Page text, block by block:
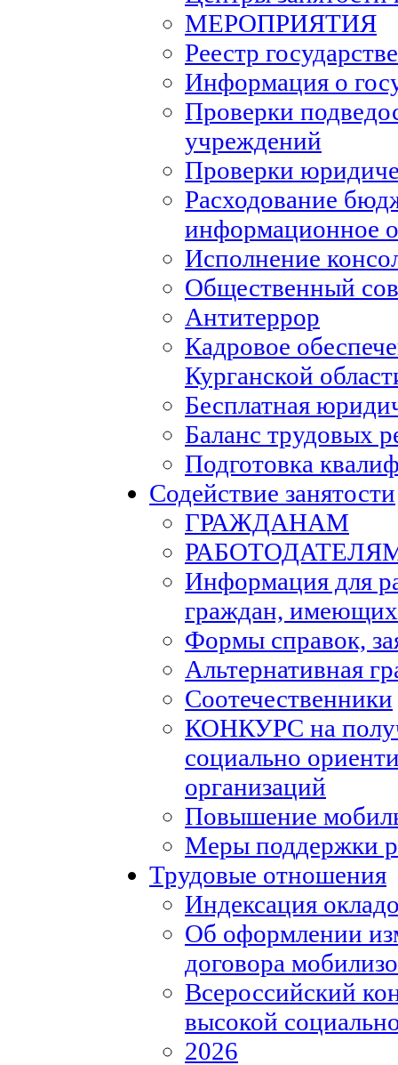
МЕРОПРИЯТИЯ
Реестр
Информация о
Проверки
учреждений
Проверки
Расходование
информационное
Исполнение
Общественный
Антитеррор
Кадровое
Курганской
Бесплатная
Баланс трудовых
Подготовка
Содействие занятости
ГРАЖДАНАМ
Информация для
граждан,
Формы справок,
Альтернативная
Соотечественники
КОНКУРС на
социально
организаций
Повышение
Меры поддержки
Трудовые отношения
Индексация
Об оформлении
договора
Всероссийский
высокой
2026